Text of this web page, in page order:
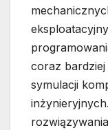
coraz bardziej
symulacji